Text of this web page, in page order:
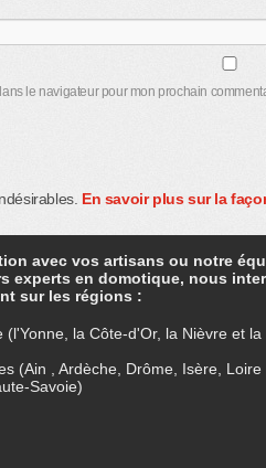
le navigateur pour mon prochain
En savoir plus sur la
avec vos artisans ou notre
experts en domotique, nous
sur les régions :
(l'Yonne, la Côte-d'Or, la Nièvre et la
(Ain , Ardèche, Drôme, Isère, Loire
Savoie)